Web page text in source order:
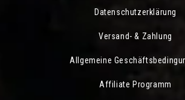
Datenschutzerklärung
Versand- & Zahlung
Allgemeine
Affiliate Programm